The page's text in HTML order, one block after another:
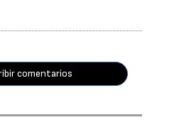
comentarios